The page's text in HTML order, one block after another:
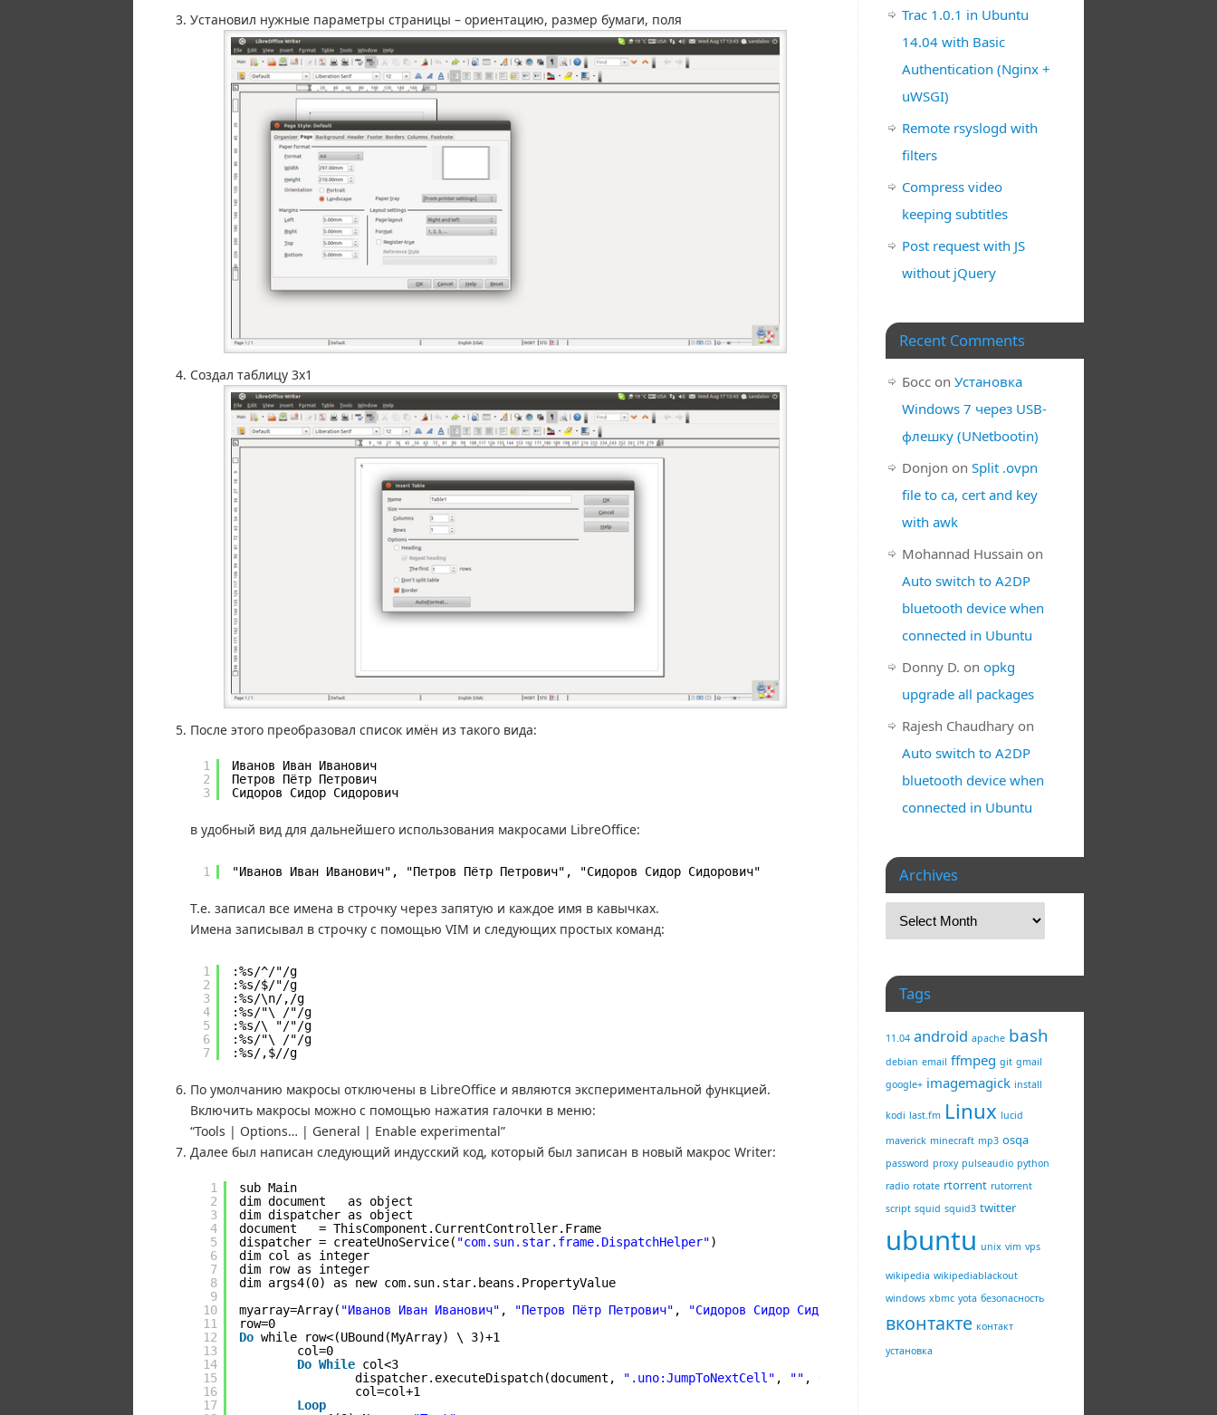
Установил нужные параметры страницы – ориентацию, размер бумаги, поля
Создал таблицу 3х1
После этого преобразовал список имён из такого вида:
1
2
3
Иванов Иван Иванович
Петров Пётр Петрович
Сидоров Сидор Сидорович
в удобный вид для дальнейшего использования макросами LibreOffice:
1 "Иванов Иван Иванович", "Петров Пётр Петрович", "Сидоров Сидор Сидорович"
Т.е. записал все имена в строчку через запятую и каждое имя в кавычках.
Имена записывал в строчку с помощью VIM и следующих простых команд:
1
2
3
4
5
6
7
:%s/^/"/g
:%s/$/"/g
:%s/\n/,/g
:%s/"\ /"/g
:%s/\ "/"/g
:%s/"\ /"/g
:%s/,$//g
По умолчанию макросы отключены в LibreOffice и являются экспериментальной функцией.
Включить макросы можно с помощью нажатия галочки в меню:
“Tools | Options… | General | Enable experimental”
Далее был написан следующий индусский код, который был записан в новый макрос Writer:
1
2
3
4
5
6
7
8
9
10
11
12
13
14
15
16
17
sub Main
dim document   as object
dim dispatcher as object
document   = ThisComponent.CurrentController.Frame
dispatcher = createUnoService( "com.sun.star.frame.DispatchHelper")
dim col as integer
dim row as integer
dim args4(0) as new com.sun.star.beans.PropertyValue
myarray=Array( "Иванов Иван Иванович" , "Петров Пётр Петрович" , "Сидоров Сидор Сидорович"
row=0
Do while row<(UBound(MyArray) \ 3)+1
col=0
Do While col<3
dispatcher.executeDispatch(document,
".uno:JumpToNextCell" , "" , 0, Array())
col=col+1
Loop
Trac 1.0.1 in Ubuntu
14.04 with Basic
Authentication (Nginx +
uWSGI)
Remote rsyslogd with
filters
Compress video
keeping subtitles
Post request with JS
without jQuery
Recent Comments
Босс on Установка
Windows 7 через USB-
флешку (UNetbootin)
Donjon on Split .ovpn
file to ca, cert and key
with awk
Mohannad Hussain on
Auto switch to A2DP
bluetooth device when
connected in Ubuntu
Donny D. on opkg
upgrade all packages
Rajesh Chaudhary on
Auto switch to A2DP
bluetooth device when
connected in Ubuntu
Archives
Tags
11.04 android apache bash
debian email ffmpeg git gmail
google+ imagemagick install
kodi last.fm Linux lucid
maverick minecraft mp3 osqa
password proxy pulseaudio python
radio rotate rtorrent rutorrent
script squid squid3 twitter
ubuntu unix vim vps
wikipedia wikipediablackout
windows xbmc yota безопасность
вконтакте контакт
установка